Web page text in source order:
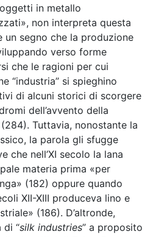
in metallo
non interpreta questa
un segno che la produzione
verso forme
che le ragioni per cui
“industria” si spieghino
di alcuni storici di scorgere
dell’avvento della
Tuttavia, nonostante la
la parola gli sfugge
che nell’XI secolo la lana
materia prima «per
(182) oppure quando
XII-XIII produceva lino e
(186). D’altronde,
di “silk industries” a proposito